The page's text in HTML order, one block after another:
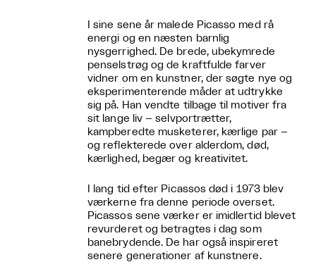
I sine sene år malede Picasso med rå
energi og en næsten barnlig
nysgerrighed. De brede, ubekymrede
penselstrøg og de kraftfulde farver
vidner om en kunstner, der søgte nye og
eksperimenterende måder at udtrykke
sig på. Han vendte tilbage til motiver fra
sit lange liv – selvportrætter,
kampberedte musketerer, kærlige par –
og reflekterede over alderdom, død,
kærlighed, begær og kreativitet.
I lang tid efter Picassos død i 1973 blev
værkerne fra denne periode overset.
Picassos sene værker er imidlertid blevet
revurderet og betragtes i dag som
banebrydende. De har også inspireret
senere generationer af kunstnere.